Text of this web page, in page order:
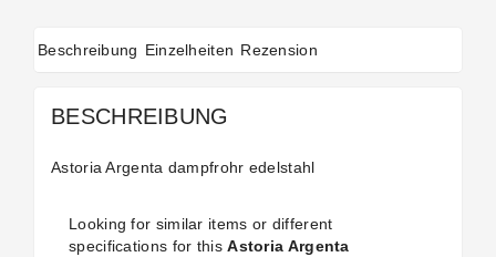
Beschreibung Einzelheiten Rezension
BESCHREIBUNG
Astoria Argenta dampfrohr edelstahl
Looking for similar items or different
specifications for thisAstoria Argenta